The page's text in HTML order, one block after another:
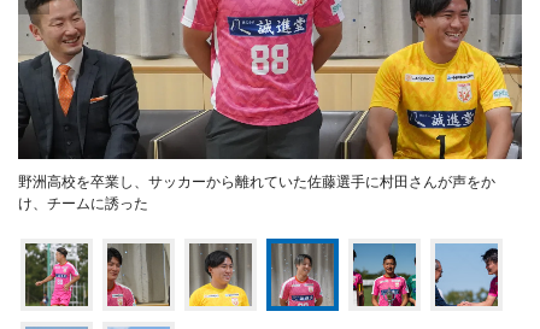
野洲高校を卒業し、サッカーから離れていた佐藤選手に村田さんが声をか
け、チームに誘った